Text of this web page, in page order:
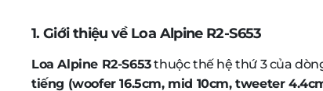
1. Giới thiệu về Loa Alpine R2-S653
Loa Alpine R2-S653thuộc thế hệ thứ 3 của
tiếng (woofer 16.5cm, mid 10cm, tweeter